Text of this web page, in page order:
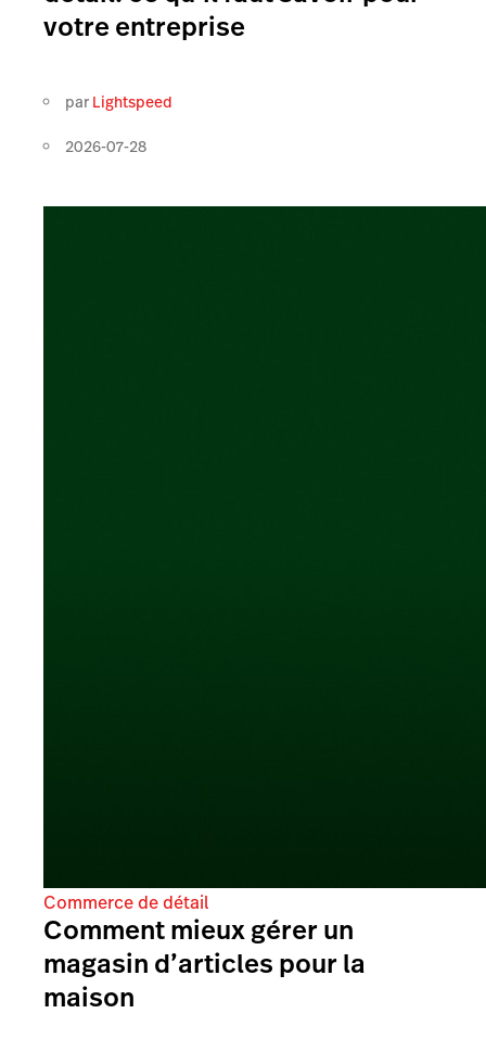
votre entreprise
par Lightspeed
2026-07-28
Commerce de détail
Comment mieux gérer un
magasin d’articles pour la
maison